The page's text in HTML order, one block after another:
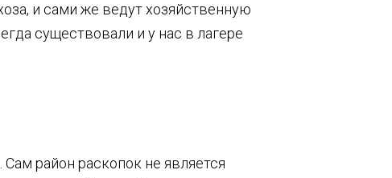
и сами же ведут хозяйственную
существовали и у нас в лагере
район раскопок не является